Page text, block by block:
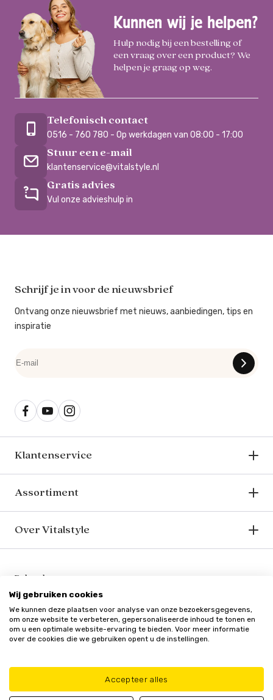
Kunnen wij je helpen?
Hulp nodig bij een bestelling of
een vraag over een product? We
helpen je graag op weg.
Telefonisch contact
0516 - 760 780 - Op werkdagen van 08:00 - 17:00
Stuur een e-mail
klantenservice@vitalstyle.nl
Gratis advies
Vul onze advieshulp in
Schrijf je in voor de nieuwsbrief
Ontvang onze nieuwsbrief met nieuws, aanbiedingen, tips en
inspiratie
Klantenservice
Assortiment
Over Vitalstyle
Bekend van o.a.
Wij gebruiken cookies
We kunnen deze plaatsen voor analyse van onze bezoekersgegevens,
om onze website te verbeteren, gepersonaliseerde inhoud te tonen en
om u een optimale website-ervaring te bieden. Voor meer informatie
over de cookies die we gebruiken opent u de instellingen.
Accepteer alles